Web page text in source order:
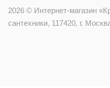
2026 © Интернет-магазин
сантехники, 117420, г.